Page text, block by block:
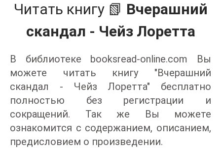
Читать книгу 📗 Вчерашний
скандал - Чейз Лоретта
В библиотеке booksread-online.com Вы
можете читать книгу "Вчерашний
скандал - Чейз Лоретта" бесплатно
полностью без регистрации и
сокращений. Так же Вы можете
ознакомится с содержанием, описанием,
предисловием о произведении.